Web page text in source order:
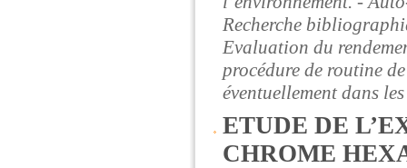
Recherche
Evaluation du
procédure de routine
éventuellement dans
ETUDE DE
CHROME